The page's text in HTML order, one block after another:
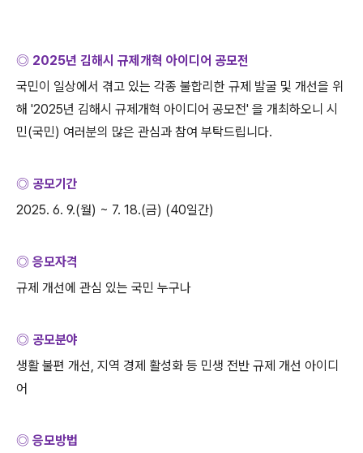
◎ 2025년 김해시 규제개혁 아이디어 공모전
국민이 일상에서 겪고 있는 각종 불합리한 규제 발굴 및 개선을 위
해 '2025년 김해시 규제개혁 아이디어 공모전' 을 개최하오니 시
민(국민) 여러분의 많은 관심과 참여 부탁드립니다.
◎ 공모기간
2025. 6. 9.(월) ~ 7. 18.(금) (40일간)
◎ 응모자격
규제 개선에 관심 있는 국민 누구나
◎ 공모분야
생활 불편 개선, 지역 경제 활성화 등 민생 전반 규제 개선 아이디
어
◎ 응모방법